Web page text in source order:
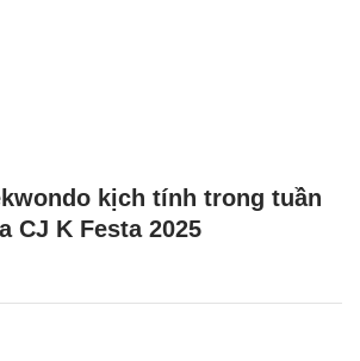
kịch tính trong tuần
CJ K Festa 2025